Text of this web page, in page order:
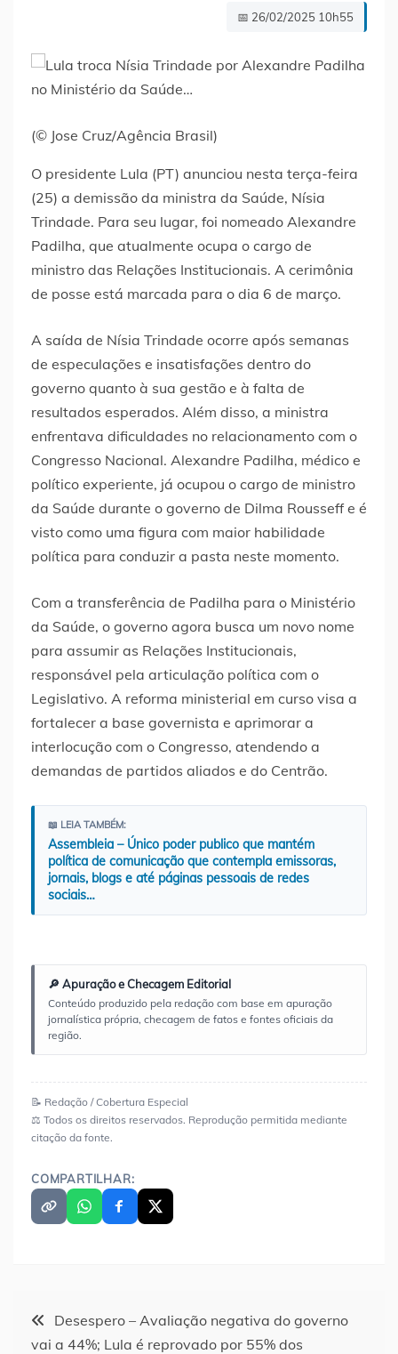
📅 26/02/2025 10h55
(© Jose Cruz/Agência Brasil)
O presidente Lula (PT) anunciou nesta terça-feira
(25) a demissão da ministra da Saúde, Nísia
Trindade. Para seu lugar, foi nomeado Alexandre
Padilha, que atualmente ocupa o cargo de
ministro das Relações Institucionais. A cerimônia
de posse está marcada para o dia 6 de março.
A saída de Nísia Trindade ocorre após semanas
de especulações e insatisfações dentro do
governo quanto à sua gestão e à falta de
resultados esperados. Além disso, a ministra
enfrentava dificuldades no relacionamento com o
Congresso Nacional. Alexandre Padilha, médico e
político experiente, já ocupou o cargo de ministro
da Saúde durante o governo de Dilma Rousseff e é
visto como uma figura com maior habilidade
política para conduzir a pasta neste momento.
Com a transferência de Padilha para o Ministério
da Saúde, o governo agora busca um novo nome
para assumir as Relações Institucionais,
responsável pela articulação política com o
Legislativo. A reforma ministerial em curso visa a
fortalecer a base governista e aprimorar a
interlocução com o Congresso, atendendo a
demandas de partidos aliados e do Centrão.
📖 LEIA TAMBÉM:
Assembleia – Único poder publico que mantém
política de comunicação que contempla emissoras,
jornais, blogs e até páginas pessoais de redes
sociais…
🔎 Apuração e Checagem Editorial
Conteúdo produzido pela redação com base em apuração
jornalística própria, checagem de fatos e fontes oficiais da
região.
📝 Redação / Cobertura Especial
⚖️ Todos os direitos reservados. Reprodução permitida mediante
citação da fonte.
COMPARTILHAR:
Navegação
Desespero – Avaliação negativa do governo
vai a 44%; Lula é reprovado por 55% dos